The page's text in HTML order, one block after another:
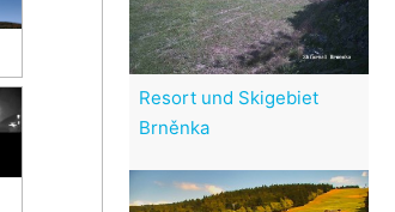
Resort und Skigebiet
Brněnka